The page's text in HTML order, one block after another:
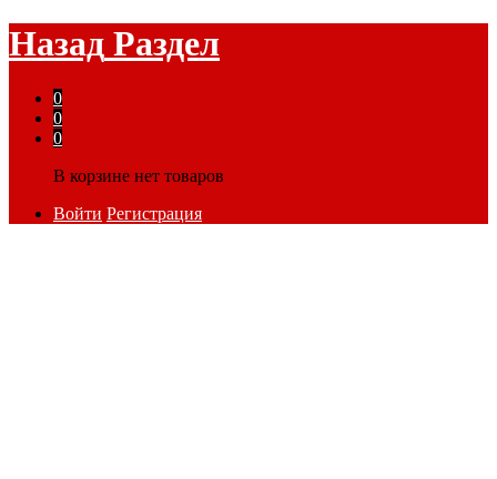
Назад Раздел
0
0
0
В корзине нет товаров
Войти Регистрация